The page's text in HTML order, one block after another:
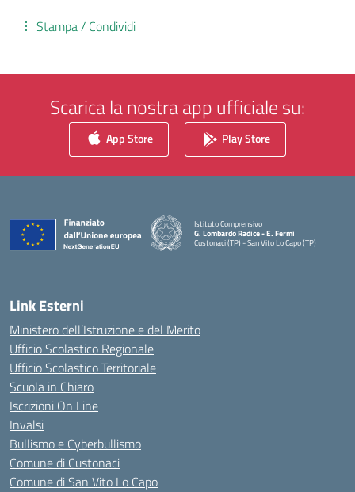
Stampa / Condividi
Scarica la nostra app ufficiale su:
App Store Play Store
Istituto Comprensivo
G. Lombardo Radice - E. Fermi
Custonaci (TP) - San Vito Lo Capo (TP)
— Visita la pagina iniziale della scuola
Link Esterni
Ministero dell’Istruzione e del Merito
Ufficio Scolastico Regionale
Ufficio Scolastico Territoriale
Scuola in Chiaro
Iscrizioni On Line
Invalsi
Bullismo e Cyberbullismo
Comune di Custonaci
Comune di San Vito Lo Capo